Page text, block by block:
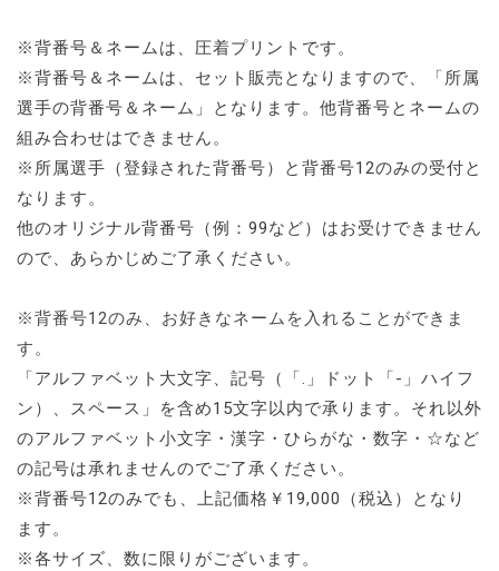
※背番号＆ネームは、圧着プリントです。
※背番号＆ネームは、セット販売となりますので、「所属
選手の背番号＆ネーム」となります。他背番号とネームの
組み合わせはできません。
※所属選手（登録された背番号）と背番号12のみの受付と
なります。
他のオリジナル背番号（例：99など）はお受けできません
ので、あらかじめご了承ください。
※背番号12のみ、お好きなネームを入れることができま
す。
「アルファベット大文字、記号（「.」ドット「-」ハイフ
ン）、スペース」を含め15文字以内で承ります。それ以外
のアルファベット小文字・漢字・ひらがな・数字・☆など
の記号は承れませんのでご了承ください。
※背番号12のみでも、上記価格￥19,000（税込）となり
ます。
※各サイズ、数に限りがございます。